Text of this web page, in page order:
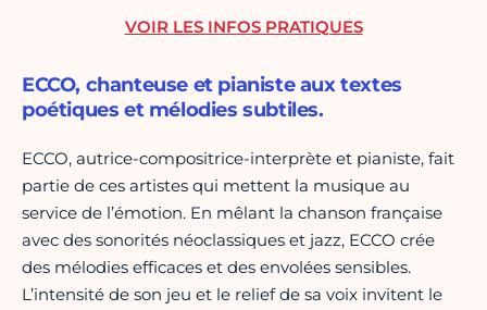
ECCO, chanteuse et pianiste aux textes
poétiques et mélodies subtiles.
ECCO, autrice-compositrice-interprète et pianiste, fait
partie de ces artistes qui mettent la musique au
service de l’émotion. En mêlant la chanson française
avec des sonorités néoclassiques et jazz, ECCO crée
des mélodies efficaces et des envolées sensibles.
L’intensité de son jeu et le relief de sa voix invitent le
VOIR LES INFOS PRATIQUES